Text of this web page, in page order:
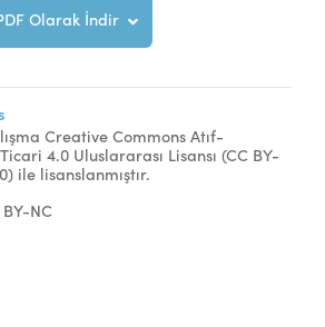
Olarak İndir
Creative Commons Atıf-
4.0 Uluslararası Lisansı (CC BY-
ile lisanslanmıştır.